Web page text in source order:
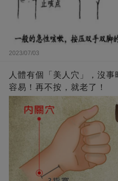
2023/07/03
人體有個「美人穴」，沒
容易！再不按，就老了！